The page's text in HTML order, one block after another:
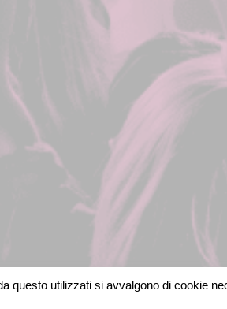
questo utilizzati si avvalgono di cookie